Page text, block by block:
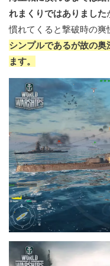
れまくりではありました
慣れてくると撃破時の爽
シンプルであるが故の
ます。